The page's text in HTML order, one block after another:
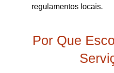
regulamentos locais.
Por Que